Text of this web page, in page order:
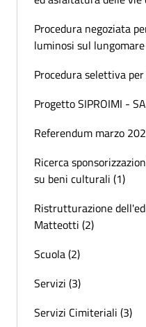
Procedura negoziata
luminosi sul lungomare
Procedura selettiva
Progetto SIPROIMI -
Referendum marzo
Ricerca
su beni culturali (1)
Ristrutturazione
Matteotti (2)
Scuola (2)
Servizi (3)
Servizi Cimiteriali (3)